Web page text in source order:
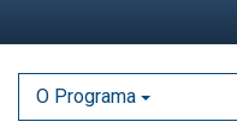
a
busca
O Programa